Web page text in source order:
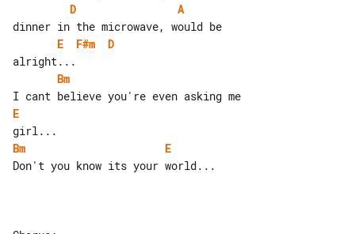
D
A
E
F#m
D
Bm
E
Bm
E
Don't you know its your world...